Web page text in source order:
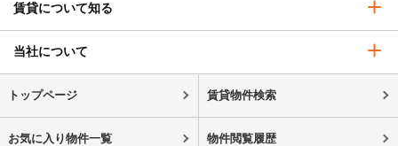
賃貸について知る
当社について
トップページ 賃貸物件検索
お気に入り物件一覧 物件閲覧履歴